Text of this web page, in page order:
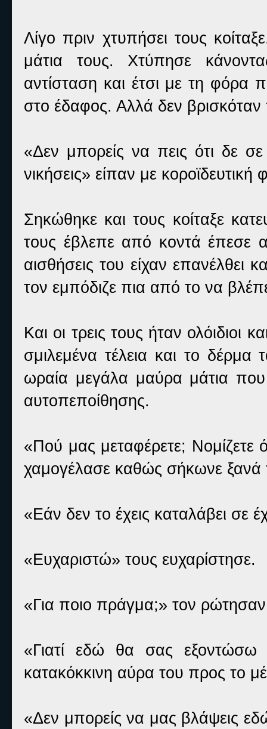
Λίγο πριν χτυπήσει τους
μάτια τους. Χτύπησε
αντίσταση και έτσι με τη φόρα
στο έδαφος. Αλλά δεν βρισκόταν
«Δεν μπορείς να πεις ότι δε
νικήσεις» είπαν με
Σηκώθηκε και τους κοίταξε
τους έβλεπε από κοντά έπεσε
αισθήσεις του είχαν επανέλθει
τον εμπόδιζε πια από το να
Και οι τρεις τους ήταν ολόιδιοι
σμιλεμένα τέλεια και το
ωραία μεγάλα μαύρα μάτια
αυτοπεποίθησης.
«Πού μας μεταφέρετε;
χαμογέλασε καθώς σήκωνε ξανά
«Εάν δεν το έχεις καταλάβει σε
«Ευχαριστώ» τους ευχαρίστησε.
«Για ποιο πράγμα;» τον
«Γιατί εδώ θα σας εξοντώσω
κατακόκκινη αύρα του προς το
«Δεν μπορείς να μας βλάψεις